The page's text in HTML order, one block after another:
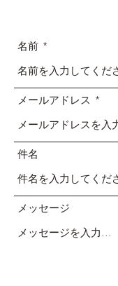
名前
メールアドレス
件名
メッセージ